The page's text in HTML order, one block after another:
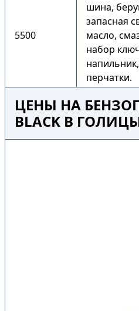
5500
шина,
запасная
масло,
набор
напильник,
перчатки.
ЦЕНЫ НА
BLACK В